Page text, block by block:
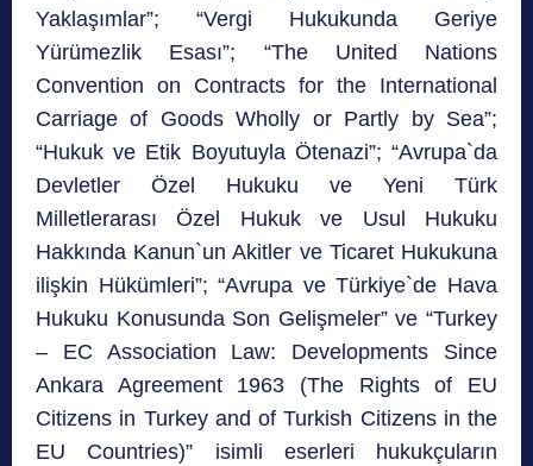
Yaklaşımlar”; “Vergi Hukukunda Geriye
Yürümezlik Esası”; “The United Nations
Convention on Contracts for the International
Carriage of Goods Wholly or Partly by Sea”;
“Hukuk ve Etik Boyutuyla Ötenazi”; “Avrupa`da
Devletler Özel Hukuku ve Yeni Türk
Milletlerarası Özel Hukuk ve Usul Hukuku
Hakkında Kanun`un Akitler ve Ticaret Hukukuna
ilişkin Hükümleri”; “Avrupa ve Türkiye`de Hava
Hukuku Konusunda Son Gelişmeler” ve “Turkey
– EC Association Law: Developments Since
Ankara Agreement 1963 (The Rights of EU
Citizens in Turkey and of Turkish Citizens in the
EU Countries)” isimli eserleri hukukçuların